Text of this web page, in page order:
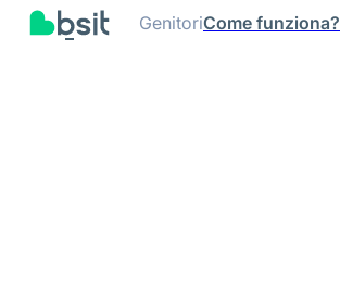
GenitoriCome funziona?